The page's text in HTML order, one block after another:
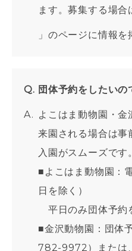
ます。募集する場合
」のページに情報を
団体予約をしたいの
よこはま動物園・
来園される場合は事
入園がスムーズです。
■よこはま動物園：
日を除く）
平日のみ団体予約
■金沢動物園：団体
782-9972）または